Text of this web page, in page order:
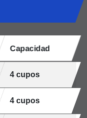
Capacidad
4 cupos
4 cupos